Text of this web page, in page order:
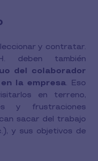
y contratar.
deben también
del colaborador
la empresa. Eso
en terreno,
y frustraciones
sacar del trabajo
y sus objetivos de